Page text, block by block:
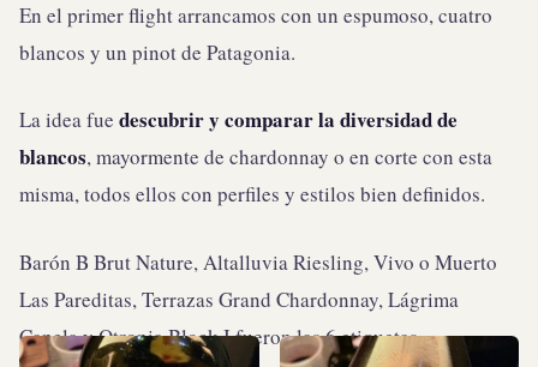
En el primer flight arrancamos con un espumoso, cuatro
blancos y un pinot de Patagonia.
La idea fue descubrir y comparar la diversidad de
blancos, mayormente de chardonnay o en corte con esta
misma, todos ellos con perfiles y estilos bien definidos.
Barón B Brut Nature, Altalluvia Riesling, Vivo o Muerto
Las Pareditas, Terrazas Grand Chardonnay, Lágrima
Canela y Otronia Block I fueron las 6 etiquetas.